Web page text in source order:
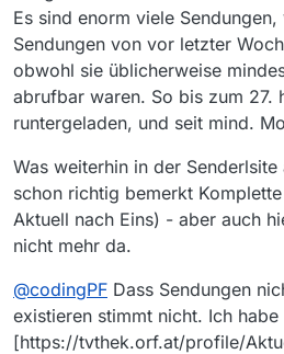
Es sind enorm viele
Sendungen von vor letzter
obwohl sie üblicherweise
abrufbar waren. So bis zum 27.
runtergeladen, und seit mind.
Was weiterhin in der
schon richtig bemerkt
Aktuell nach Eins) - aber auch
nicht mehr da.
@codingPF Dass Sendungen
existieren stimmt nicht. Ich habe
[https://tvthek.orf.at/profile/